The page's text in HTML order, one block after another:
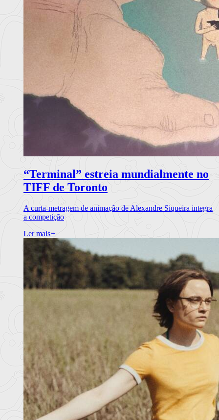
“Terminal” estreia mundialmente no
TIFF de Toronto
A curta-metragem de animação de Alexandre Siqueira integra
a competição
Ler mais+